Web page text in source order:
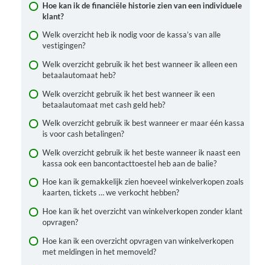
Het journaaloverzicht: een overzicht met BTW
Hoe kan ik de financiële historie zien van een individuele
klant?
Welk overzicht heb ik nodig voor de kassa’s van alle
vestigingen?
Welk overzicht gebruik ik het best wanneer ik alleen een
betaalautomaat heb?
Welk overzicht gebruik ik het best wanneer ik een
betaalautomaat met cash geld heb?
Welk overzicht gebruik ik best wanneer er maar één kassa
is voor cash betalingen?
Welk overzicht gebruik ik het beste wanneer ik naast een
kassa ook een bancontacttoestel heb aan de balie?
Hoe kan ik gemakkelijk zien hoeveel winkelverkopen zoals
kaarten, tickets … we verkocht hebben?
Hoe kan ik het overzicht van winkelverkopen zonder klant
opvragen?
Hoe kan ik een overzicht opvragen van winkelverkopen
met meldingen in het memoveld?